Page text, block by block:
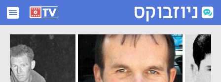
5 חיילים שהקריבו את חייהם בשביל להציל אחרים - ניוזבוקס